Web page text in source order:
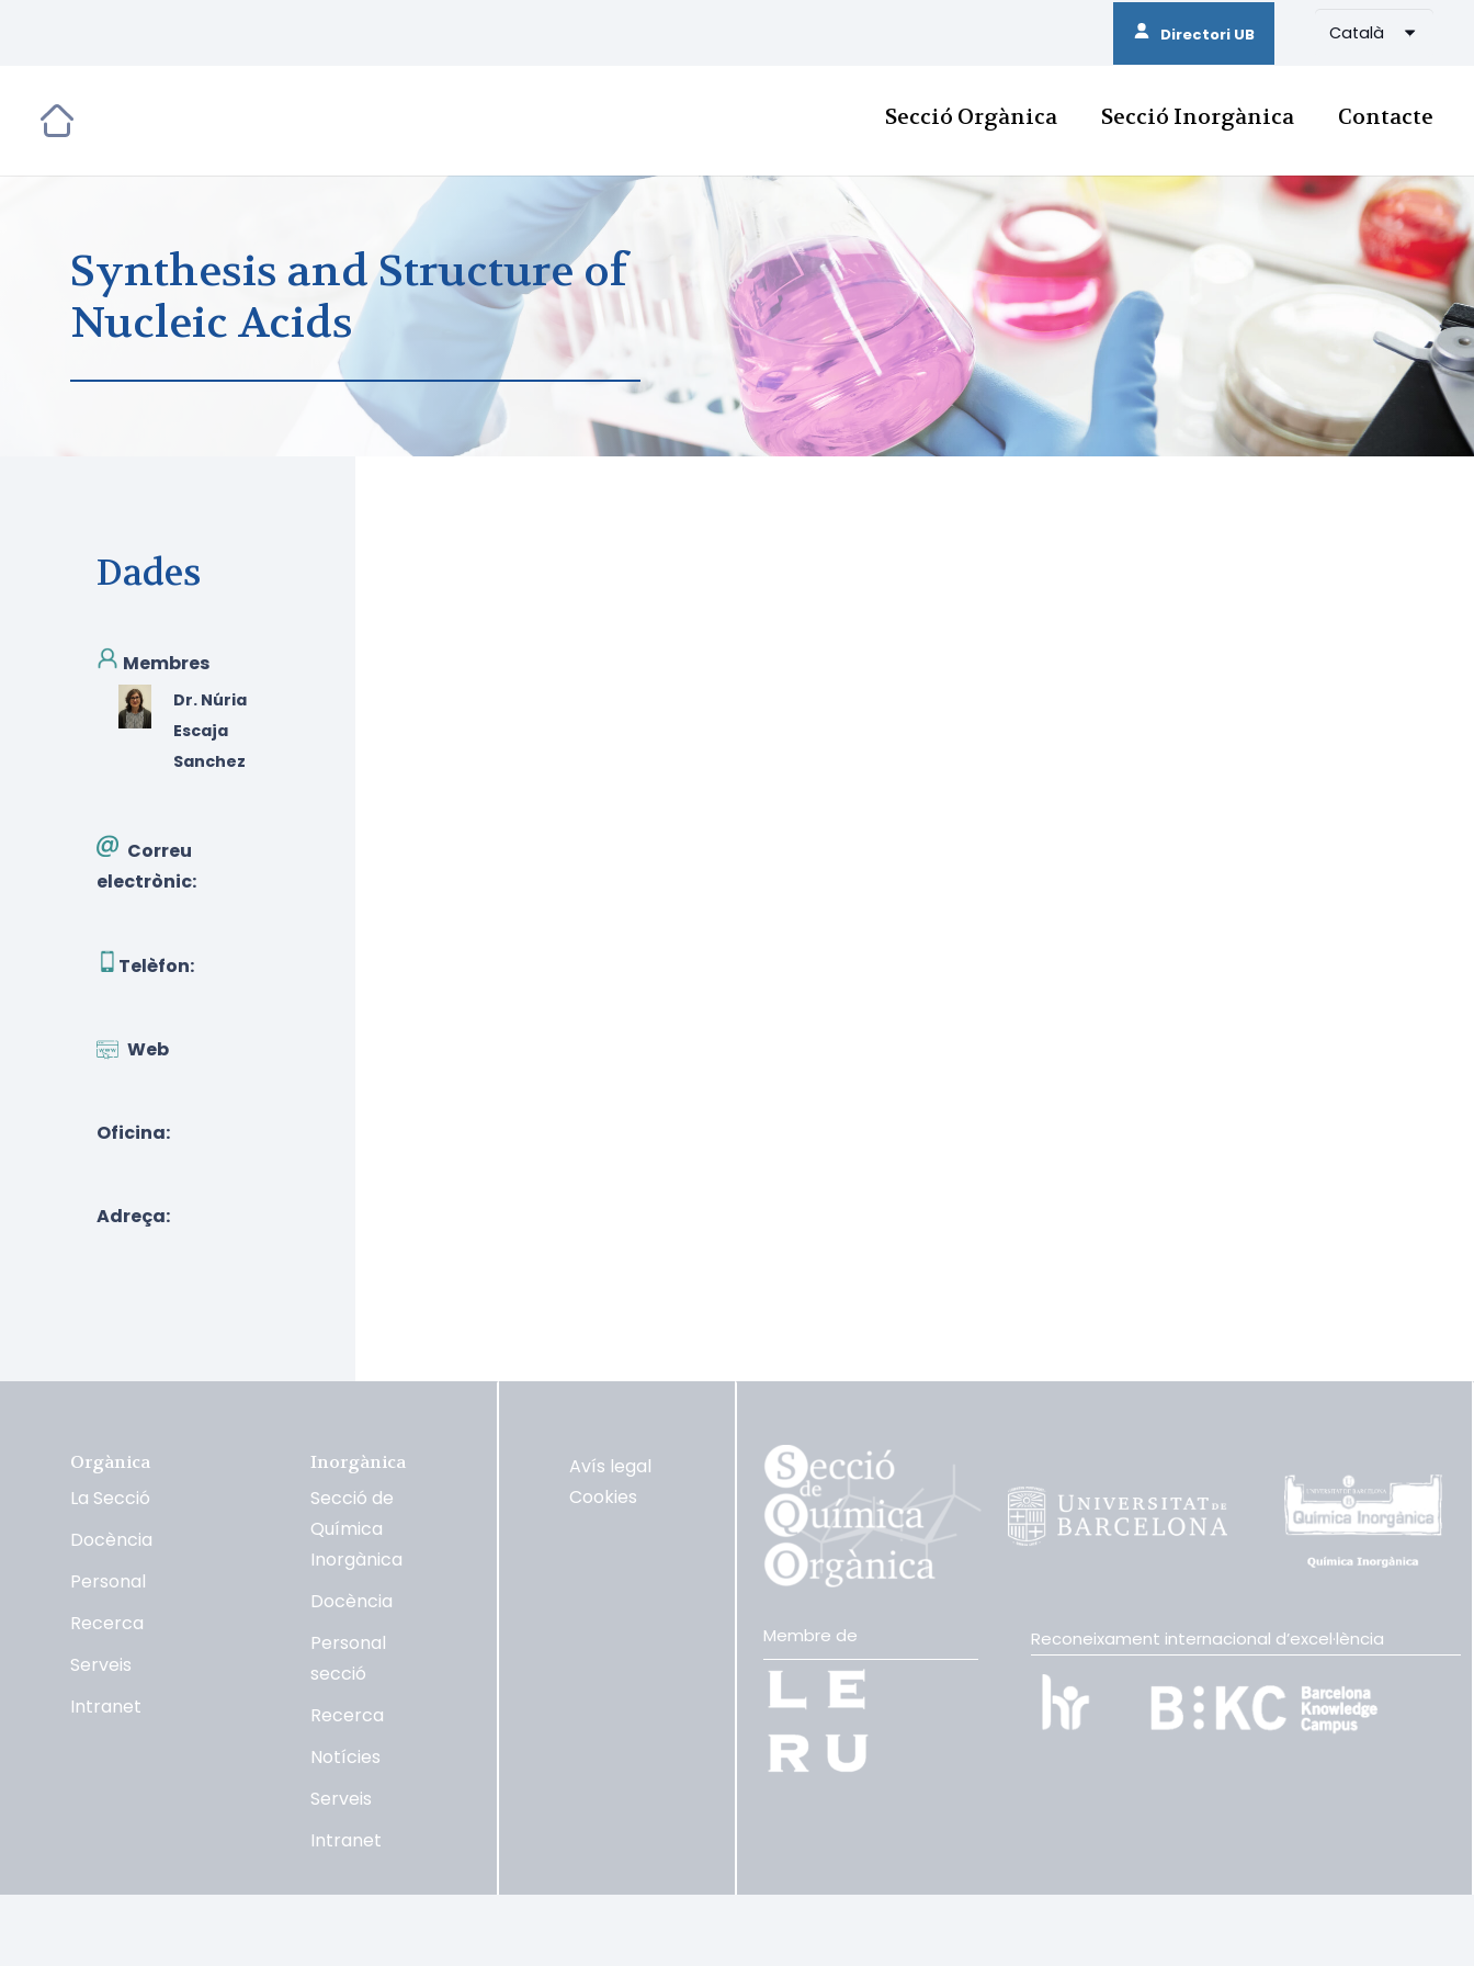
Directori UB Català
Secció Orgànica Secció Inorgànica Contacte
Synthesis and Structure of
Nucleic Acids
Dades
Membres
Dr. Núria
Escaja
Sanchez
Correu
electrònic:
Telèfon:
Web
Oficina:
Adreça:
Orgànica
La Secció
Docència
Personal
Recerca
Serveis
Intranet
Inorgànica
Secció de
Química
Inorgànica
Docència
Personal
secció
Recerca
Notícies
Serveis
Intranet
Avís legal
Cookies
Membre de Reconeixament internacional d’excel·lència